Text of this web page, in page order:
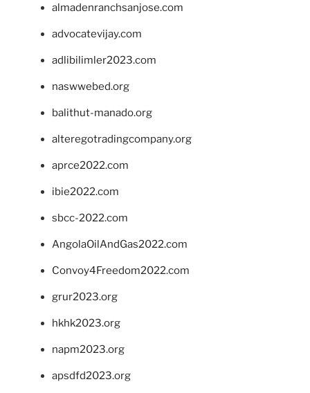
almadenranchsanjose.com
advocatevijay.com
adlibilimler2023.com
naswwebed.org
balithut-manado.org
alteregotradingcompany.org
aprce2022.com
ibie2022.com
sbcc-2022.com
AngolaOilAndGas2022.com
Convoy4Freedom2022.com
grur2023.org
hkhk2023.org
napm2023.org
apsdfd2023.org